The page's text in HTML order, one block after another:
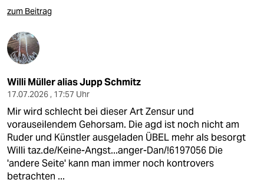
zum Beitrag
Willi Müller alias Jupp Schmitz
17.07.2026 , 17:57 Uhr
Mir wird schlecht bei dieser Art Zensur und
vorauseilendem Gehorsam. Die agd ist noch nicht am
Ruder und Künstler ausgeladen ÜBEL mehr als besorgt
Willi taz.de/Keine-Angst...anger-Dan/!6197056 Die
'andere Seite' kann man immer noch kontrovers
betrachten ...